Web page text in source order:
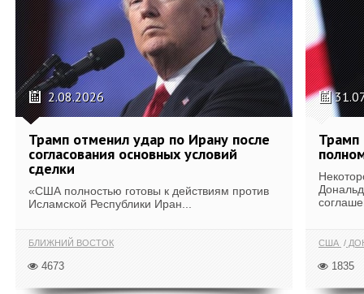
2.08.2026
Трамп отменил удар по Ирану после
согласования основных условий
сделки
«США полностью готовы к действиям против
Исламской Республики Иран...
БЛИЖНИЙ ВОСТОК
4673
Трамп
США
1835